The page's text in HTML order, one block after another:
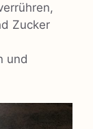
Zucker
und